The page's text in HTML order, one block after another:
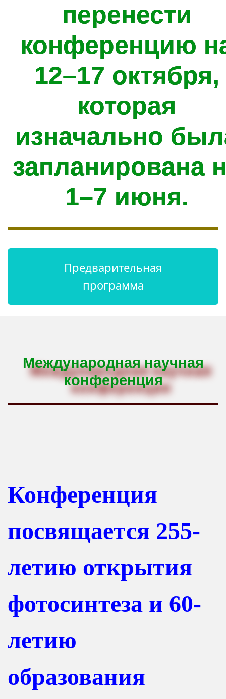
перенести
конференцию
12–17 октября,
которая
изначально
запланирована
1–7 июня.
Предварительная
программа
Международная научная
конференция
Конференция
посвящается 255-
летию открытия
фотосинтеза и 60-
летию
образования